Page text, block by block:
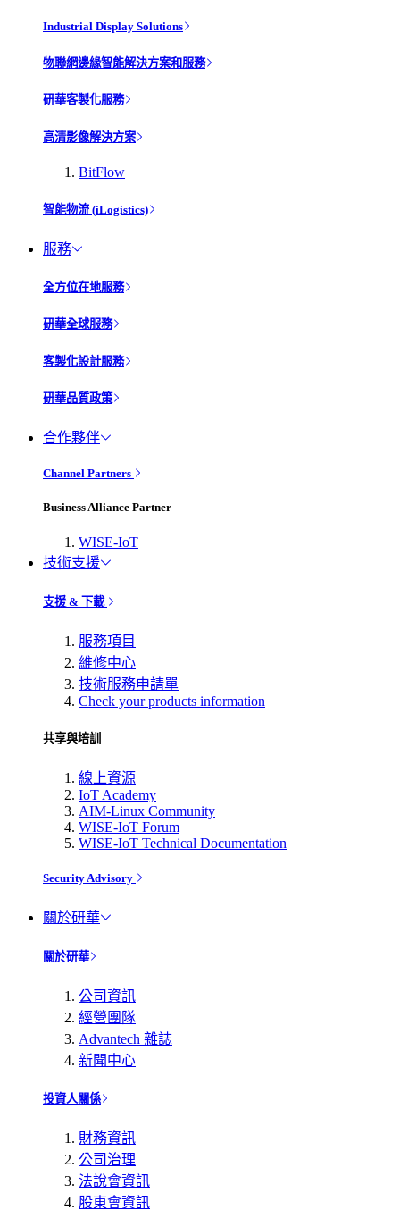
Industrial Display Solutions
物聯網邊緣智能解決方案和服務
研華客製化服務
高清影像解決方案
BitFlow
智能物流 (iLogistics)
服務
全方位在地服務
研華全球服務
客製化設計服務
研華品質政策
合作夥伴
Channel Partners
Business Alliance Partner
WISE-IoT
技術支援
支援 & 下載
服務項目
維修中心
技術服務申請單
Check your products information
共享與培訓
線上資源
IoT Academy
AIM-Linux Community
WISE-IoT Forum
WISE-IoT Technical Documentation
Security Advisory
關於研華
關於研華
公司資訊
經營團隊
Advantech 雜誌
新聞中心
投資人關係
財務資訊
公司治理
法說會資訊
股東會資訊